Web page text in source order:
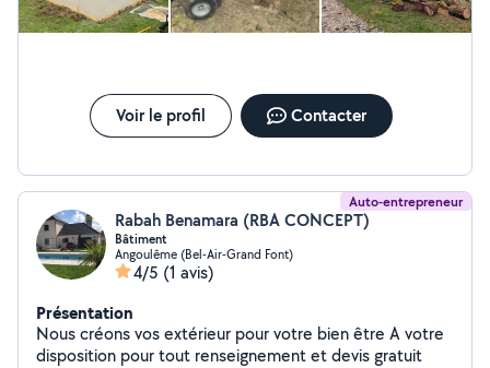
Voir le profil Contacter
Auto-entrepreneur
Rabah Benamara (RBA CONCEPT)
Bâtiment
Angoulême (Bel-Air-Grand Font)
4/5 (1 avis)
Présentation
Nous créons vos extérieur pour votre bien être A votre
disposition pour tout renseignement et devis gratuit